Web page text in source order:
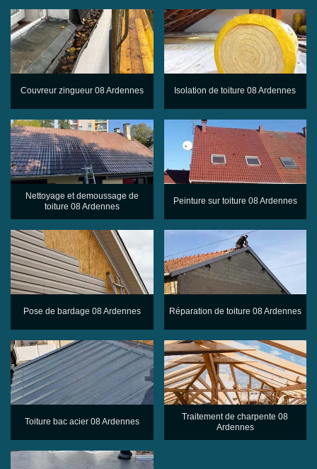
Couvreur zingueur 08 Ardennes Isolation de toiture 08 Ardennes
Nettoyage et demoussage de
toiture 08 Ardennes
Peinture sur toiture 08 Ardennes
Pose de bardage 08 Ardennes Réparation de toiture 08 Ardennes
Toiture bac acier 08 Ardennes
Traitement de charpente 08
Ardennes